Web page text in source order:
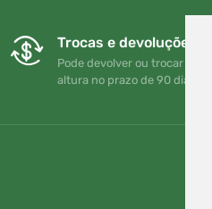
Trocas e devoluções
Pode devolver ou trocar a
altura no prazo de 90 dias